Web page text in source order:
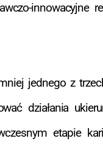
innowacyjne
jednego z
działania
etapie